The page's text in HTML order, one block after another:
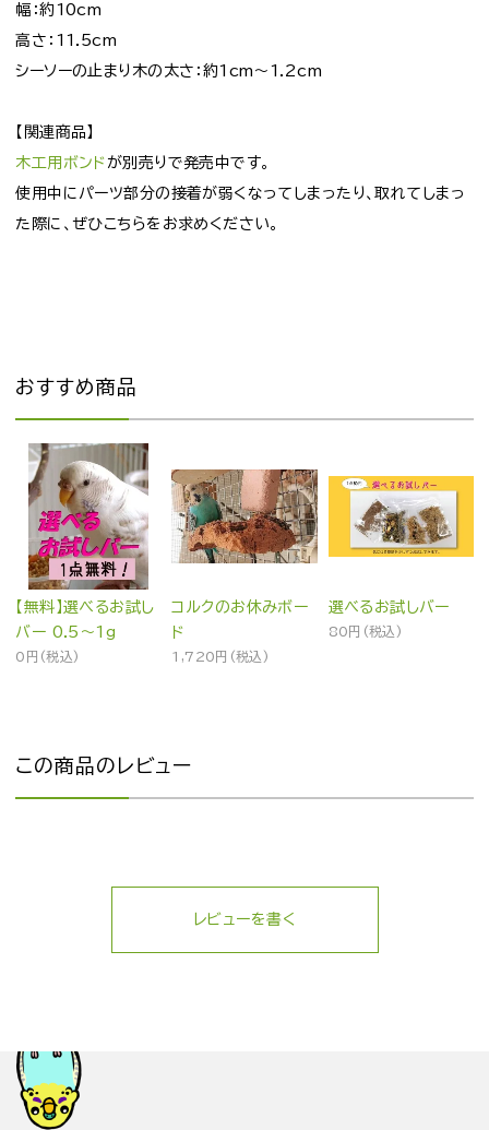
幅：約10cm
高さ：11.5cm
シーソーの止まり木の太さ：約1cm～1.2cm
【関連商品】
木工用ボンド が別売りで発売中です。
使用中にパーツ部分の接着が弱くなってしまったり、取れてしまっ
た際に、ぜひこちらをお求めください。
おすすめ商品
【無料】選べるお試し
バー 0.5～1g
0円(税込)
コルクのお休みボー
ド
1,720円(税込)
選べるお試しバー
80円(税込)
この商品のレビュー
レビューを書く